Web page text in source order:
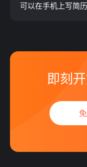
可以在手机上写简
即刻